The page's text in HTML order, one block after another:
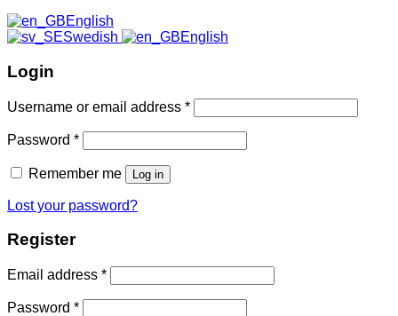
English
Swedish
English
Login
Username or email address *
Password *
Remember me Log in
Lost your password?
Register
Email address *
Password *